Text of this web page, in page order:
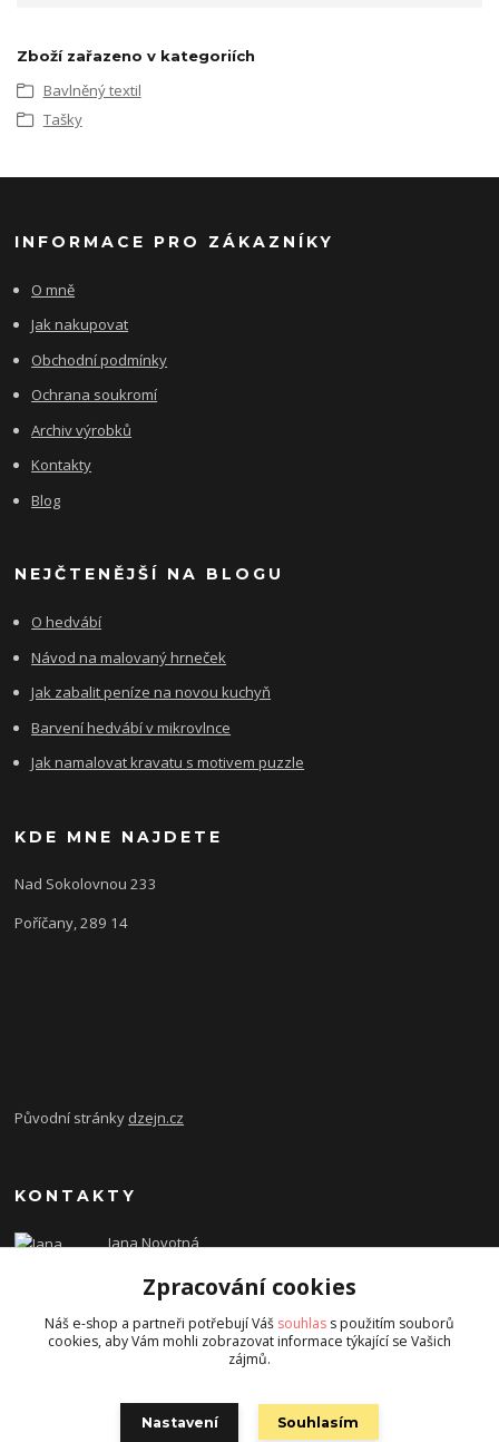
Zboží zařazeno v kategoriích
Bavlněný textil
Tašky
INFORMACE PRO ZÁKAZNÍKY
O mně
Jak nakupovat
Obchodní podmínky
Ochrana soukromí
Archiv výrobků
Kontakty
Blog
NEJČTENĚJŠÍ NA BLOGU
O hedvábí
Návod na malovaný hrneček
Jak zabalit peníze na novou kuchyň
Barvení hedvábí v mikrovlnce
Jak namalovat kravatu s motivem puzzle
KDE MNE NAJDETE
Nad Sokolovnou 233
Poříčany, 289 14
Původní stránky dzejn.cz
KONTAKTY
Jana Novotná
dzejn.n@email.cz
Zpracování cookies
Náš e-shop a partneři potřebují Váš souhlas s použitím souborů
cookies, aby Vám mohli zobrazovat informace týkající se Vašich
zájmů.
Nastavení Souhlasím